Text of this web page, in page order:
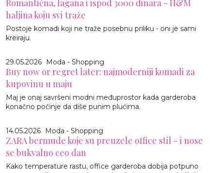
Romantična, lagana i ispod 3000 dinara - H&M
haljina koju svi traže
Postoje komadi koji ne traže posebnu priliku - oni je sami
kreiraju.
29.05.2026 Moda - Shopping
Buy now or regret later: najmoderniji komadi za
kupovinu u maju
Maj je onaj savršeni modni međuprostor kada garderoba
konačno počinje da diše punim plućima.
14.05.2026 Moda - Shopping
ZARA bermude koje su preuzele office stil - i nose
se bukvalno ceo dan
Kako temperature rastu, office garderoba dobija potpuno